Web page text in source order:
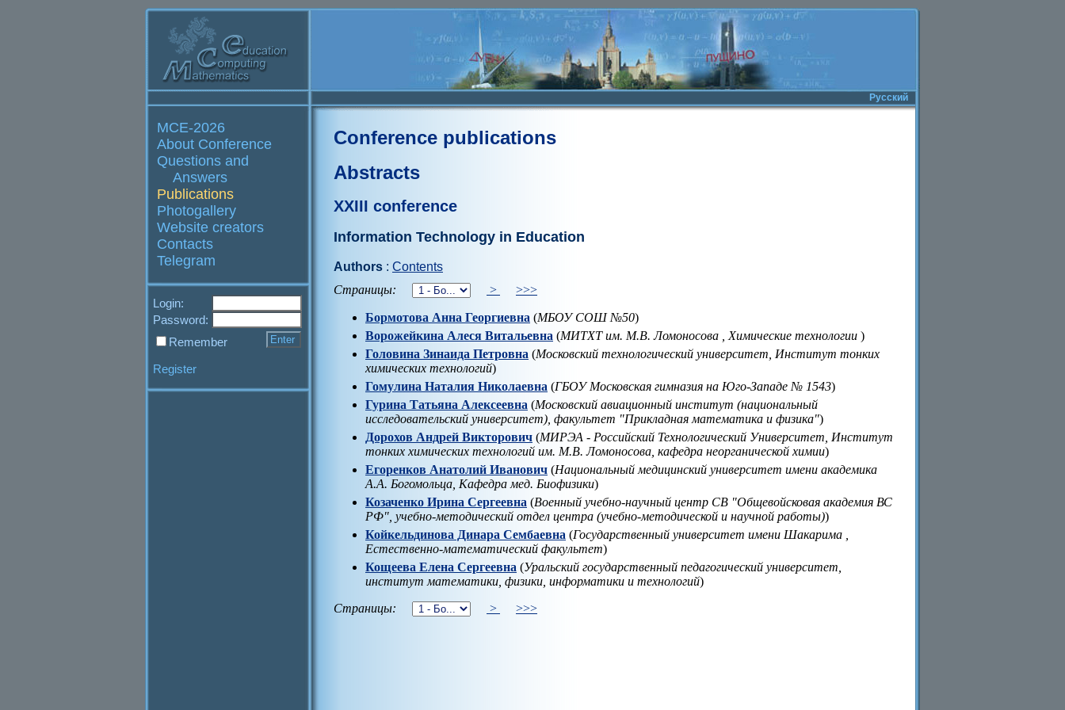
Русский
MCE-2026
About Conference
Questions and
Answers
Publications
Photogallery
Website creators
Contacts
Telegram
Login:
Password:
Remember
Register
Conference publications
Abstracts
XXIII conference
Information Technology in Education
Authors : Contents
Страницы:
> >>>
Бормотова Анна Георгиевна (МБОУ СОШ №50)
Ворожейкина Алеся Витальевна (МИТХТ им. М.В. Ломоносова , Химические технологии )
Головина Зинаида Петровна (Московский технологический университет, Институт тонких
химических технологий)
Гомулина Наталия Николаевна (ГБОУ Московская гимназия на Юго-Западе № 1543)
Гурина Татьяна Алексеевна (Московский авиационный институт (национальный
исследовательский университет), факультет "Прикладная математика и физика")
Дорохов Андрей Викторович (МИРЭА - Российский Технологический Университет, Институт
тонких химических технологий им. М.В. Ломоносова, кафедра неорганической химии)
Егоренков Анатолий Иванович (Национальный медицинский университет имени академика
А.А. Богомольца, Кафедра мед. Биофизики)
Козаченко Ирина Сергеевна (Военный учебно-научный центр СВ "Общевойсковая академия ВС
РФ", учебно-методический отдел центра (учебно-методической и научной работы))
Койкельдинова Динара Сембаевна (Государственный университет имени Шакарима ,
Естественно-математический факультет)
Кощеева Елена Сергеевна (Уральский государственный педагогический университет,
институт математики, физики, информатики и технологий)
Страницы:
> >>>